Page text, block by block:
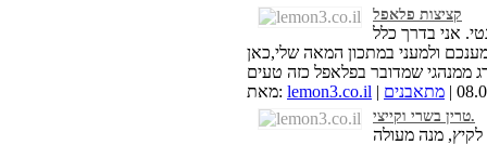
קציצות פלאפל
אני בדרך כלל
ולמעני במתכון המאה שלי,כאן
מאת: lemon3.co.il מתאבנים
טרין בשרי וקייצי.
מנה מעולה